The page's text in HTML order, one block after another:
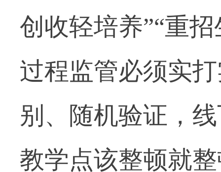
创收轻培养”“重
过程监管必须实
别、随机验证，
教学点该整顿就